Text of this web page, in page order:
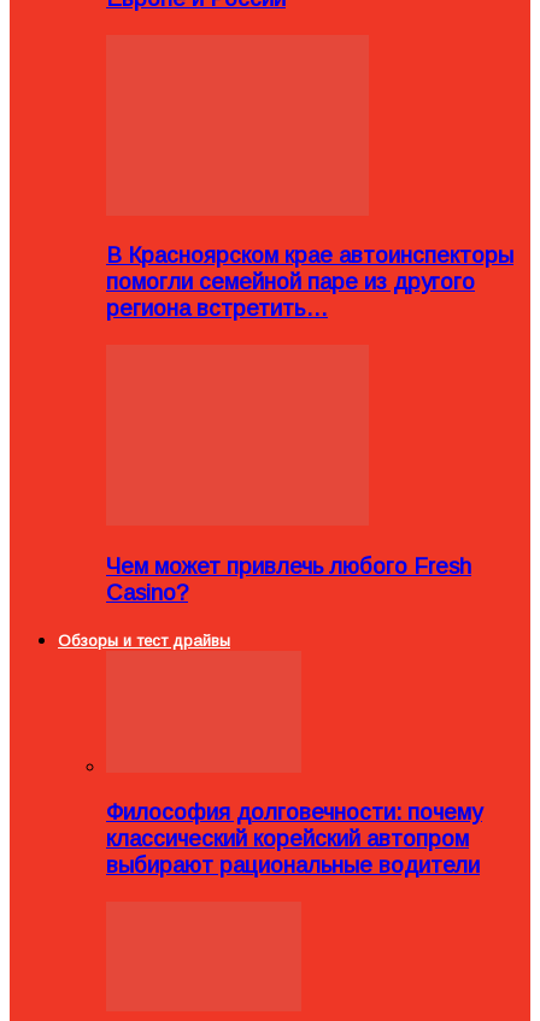
В Красноярском крае автоинспекторы
помогли семейной паре из другого
региона встретить…
Чем может привлечь любого Fresh
Casino?
Обзоры и тест драйвы
Философия долговечности: почему
классический корейский автопром
выбирают рациональные водители